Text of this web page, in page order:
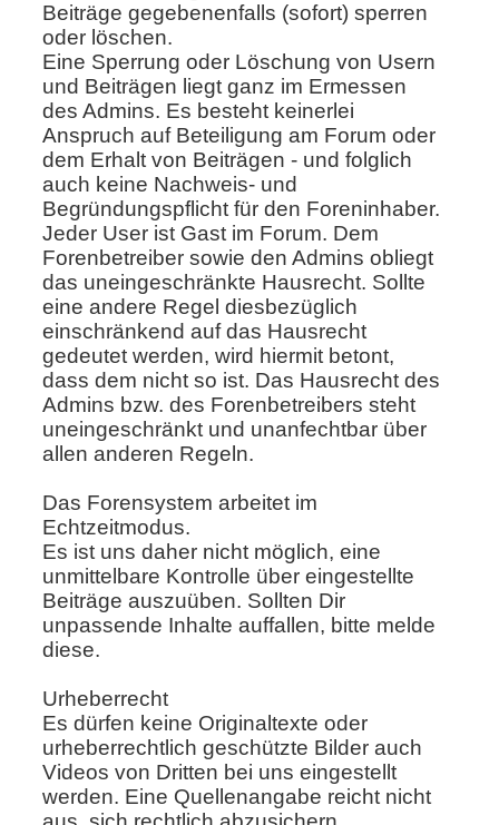
Beiträge gegebenenfalls (sofort) sperren
oder löschen.
Eine Sperrung oder Löschung von Usern
und Beiträgen liegt ganz im Ermessen
des Admins. Es besteht keinerlei
Anspruch auf Beteiligung am Forum oder
dem Erhalt von Beiträgen - und folglich
auch keine Nachweis- und
Begründungspflicht für den Foreninhaber.
Jeder User ist Gast im Forum. Dem
Forenbetreiber sowie den Admins obliegt
das uneingeschränkte Hausrecht. Sollte
eine andere Regel diesbezüglich
einschränkend auf das Hausrecht
gedeutet werden, wird hiermit betont,
dass dem nicht so ist. Das Hausrecht des
Admins bzw. des Forenbetreibers steht
uneingeschränkt und unanfechtbar über
allen anderen Regeln.
Das Forensystem arbeitet im
Echtzeitmodus.
Es ist uns daher nicht möglich, eine
unmittelbare Kontrolle über eingestellte
Beiträge auszuüben. Sollten Dir
unpassende Inhalte auffallen, bitte melde
diese.
Urheberrecht
Es dürfen keine Originaltexte oder
urheberrechtlich geschützte Bilder auch
Videos von Dritten bei uns eingestellt
werden. Eine Quellenangabe reicht nicht